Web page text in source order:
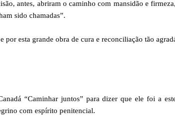
antes, abriram o caminho com mansidão e
sido chamadas”.
esta grande obra de cura e reconciliação tão
“Caminhar juntos” para dizer que ele foi a
com espírito penitencial.